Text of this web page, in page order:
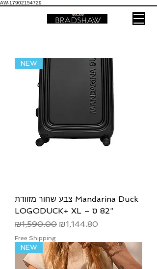
AW-17902154729
NEW
צבע שחור מזוודת Mandarina Duck
LOGODUCK+ XL – ‏82 ס”
Regular Price
₪1,590.00 Sale Price
₪1,144.80
Free Shipping
NEW